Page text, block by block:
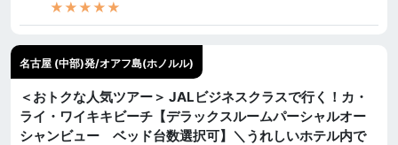
★★★★★
名古屋 (中部)発/オアフ島(ホノルル)
＜おトクな人気ツアー＞ JALビジネスクラスで行く！カ・
ライ・ワイキキビーチ【デラックスルームパーシャルオー
シャンビュー ベッド台数選択可】＼うれしいホテル内で